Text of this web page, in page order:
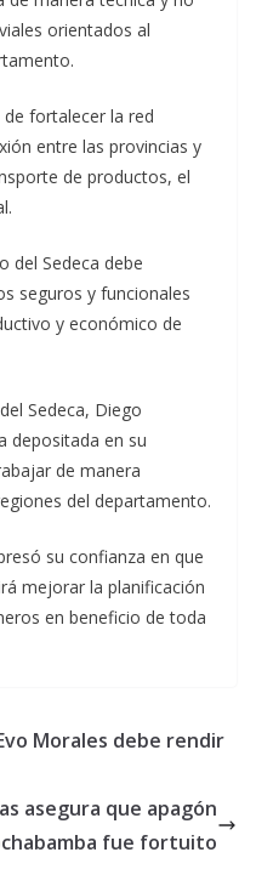
orientados al
fortalecer la red
entre las provincias y
de productos, el
del Sedeca debe
seguros y funcionales
y económico de
Sedeca, Diego
depositada en su
de manera
del departamento.
su confianza en que
mejorar la planificación
en beneficio de toda
Morales debe rendir
asegura que apagón
fue fortuito